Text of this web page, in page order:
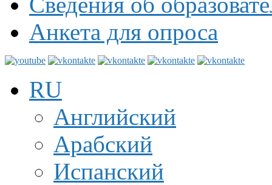
Анкета для опроса
RU
Английский
Арабский
Испанский